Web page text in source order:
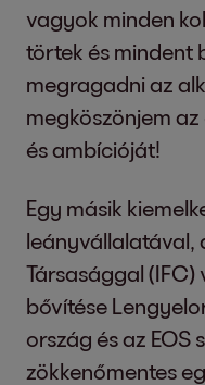
vagyok minden
törtek és mindent
megragadni az
megköszönjem
és ambícióját!
Egy másik
leányvállalatával,
Társasággal
bővítése
ország és az EOS
zökkenőmentes